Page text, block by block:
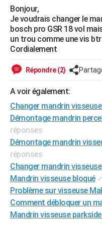
Essais
Réserver un essai
Citadines
Berlines
SUV
Forum auto
+HIGH-TECH
Mobiles
Meilleur smartphone
Internet
Ordinateurs
Jeux vidéo
Guide high-tech
+BRICOLAGE
Forum
Aménagement intérieur
Extérieur
Cuisine
Salle de bains
Jardinage
Rangement
Guides de France
Escapades
Patrimoine
Expositions
Musées
Week-end nature
Art de vivre
Bien-être
Loisirs
Mode
Modes de vie
Alimentation
Guide de la santé
Maladies
Médicaments
Sommeil
VOYAGE
Destinations
City break
Voyage nature
Voyage de noces
Forum
Climat
PHOTO
GUIDES D'ACHAT
BONS PLANS
CARTE DE VOEUX
Carte de Noël
Carte Bonne année
Carte Saint-Valentin
Carte Pâques
Carte d'anniversaire
DICTIONNAIRE
Bonjour,
Je voudrais changer le
bosch pro GSR 18 vol
un trou comme une vis
Cordialement
Répondre (2)
A voir également:
Changer mandrin
Démontage mandrin
réponses
Démontage mandrin
réponses
Changer mandrin
Mandrin visseuse bloqué ✓
Problème sur visseuse
Comment débloquer un
Mandrin visseuse